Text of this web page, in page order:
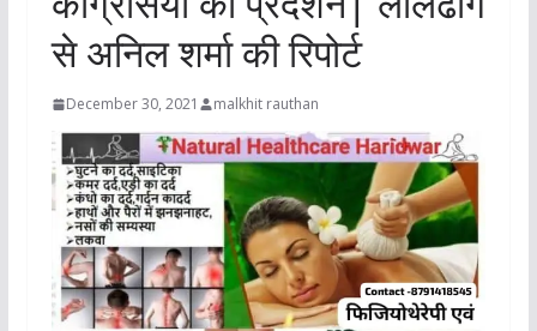
से अनिल शर्मा की रिपोर्ट
December 30, 2021 malkhit rauthan